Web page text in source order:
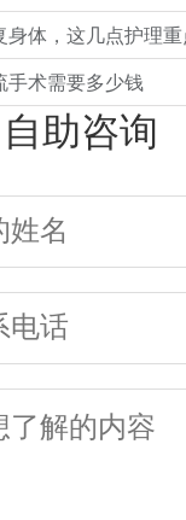
身体，这几点护理
手术需要多少钱
自助咨询